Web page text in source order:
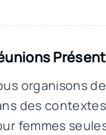
organisons
des
femmes